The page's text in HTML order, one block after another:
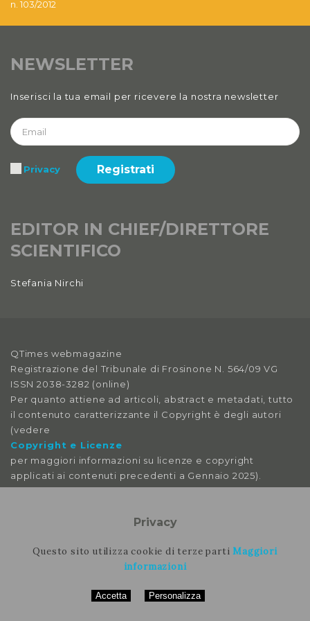
2020
2020 Numero 1 e 2
Anno XI, Numero 4
Anno XI, Numero 3
Anno XI, Numero 2
Anno XI, Numero 1
2019
Anno X, Numero 4
Anno X, Numero 2
2018
Anno X, Numero 1
2018
Anno IX, Numero 4
2017
n. 103/2012
NEWSLETTER
Inserisci la tua email per ricevere la nostra newsletter
Privacy Registrati
EDITOR IN CHIEF/DIRETTORE
SCIENTIFICO
Stefania Nirchi
QTimes webmagazine
Registrazione del Tribunale di Frosinone N. 564/09 VG
ISSN 2038-3282 (online)
Per quanto attiene ad articoli, abstract e metadati, tutto
il contenuto caratterizzante il Copyright è degli autori
(vedere
Copyright e Licenze
per maggiori informazioni su licenze e copyright
applicati ai contenuti precedenti a Gennaio 2025).
splitshire
Per contattare la rimozione contattare il nostro staff
Privacy
Questo sito utilizza cookie di terze partiMaggiori
informazioni
Accetta Personalizza